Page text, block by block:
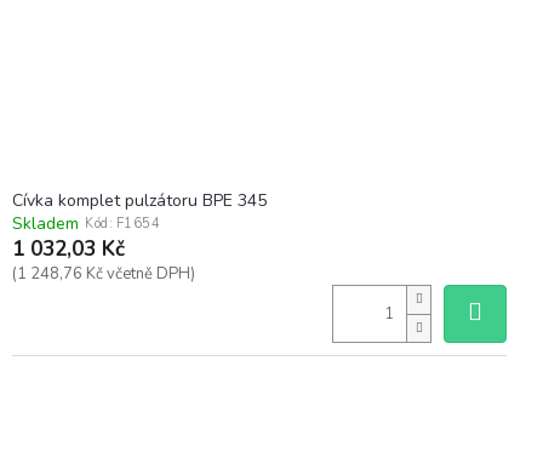
Cívka komplet pulzátoru BPE 345
Skladem Kód: F1654
1 032,03 Kč
(1 248,76 Kč včetně DPH)